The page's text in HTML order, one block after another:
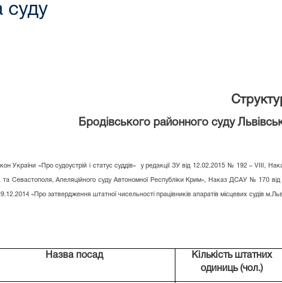
суду
Бродівського районного суду
України «Про судоустрій і статус суддів» у редакції ЗУ від 12.02.2015 № 192 –VI ІІ,
Севастополя, Апеляційного суду Автономної Республіки Крим», Наказ ДСАУ № 170 від
«Про затвердження штатної чисельності працівників апаратів місцевих судів
Назва посад
Кількість штатних
одиниць (чол.)